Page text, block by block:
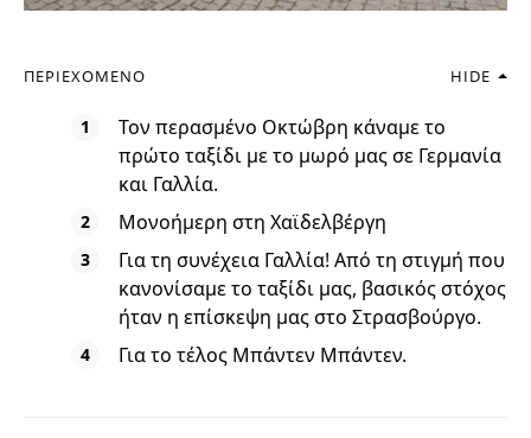
ΠΕΡΙΕΧΌΜΕΝΟ HIDE
Τον περασμένο Οκτώβρη κάναμε το
πρώτο ταξίδι με το μωρό μας σε Γερμανία
και Γαλλία.
Μονοήμερη στη Χαϊδελβέργη
Για τη συνέχεια Γαλλία! Από τη στιγμή που
κανονίσαμε το ταξίδι μας, βασικός στόχος
ήταν η επίσκεψη μας στο Στρασβούργο.
Για το τέλος Μπάντεν Μπάντεν.